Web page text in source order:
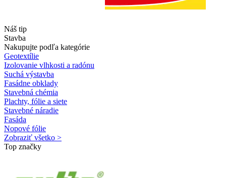
Náš tip
Stavba
Nakupujte podľa kategórie
Geotextílie
Izolovanie vlhkosti a radónu
Suchá výstavba
Fasádne obklady
Stavebná chémia
Plachty, fólie a siete
Stavebné náradie
Fasáda
Nopové fólie
Zobraziť všetko >
Top značky